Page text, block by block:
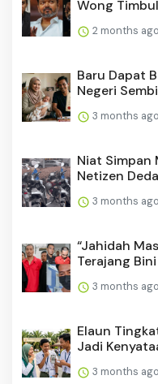
Wong
2 months ago
Baru Dapat
Negeri
3 months ago
Niat Simpan
Netizen
3 months ago
“Jahidah
Terajang Bini
3 months ago
Elaun
Jadi
3 months ago